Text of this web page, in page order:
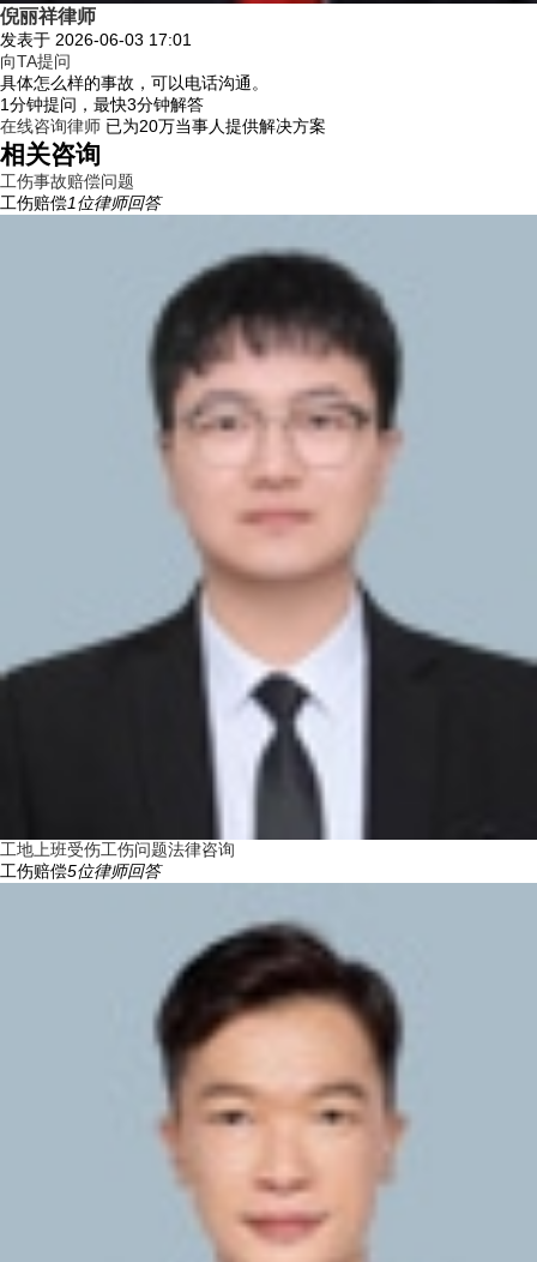
倪丽祥律师
发表于 2026-06-03 17:01
向TA提问
具体怎么样的事故，可以电话沟通。
1分钟提问，最快3分钟解答
在线咨询律师 已为20万当事人提供解决方案
相关咨询
工伤事故赔偿问题
工伤赔偿1位律师回答
工地上班受伤工伤问题法律咨询
工伤赔偿5位律师回答